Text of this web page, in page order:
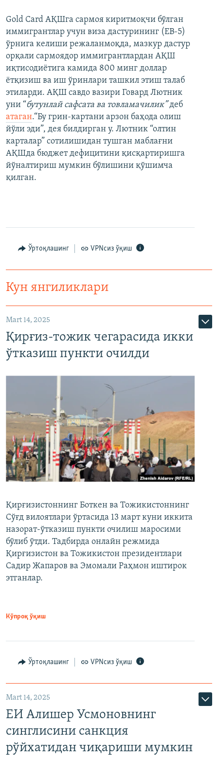
Gold Card АҚШга сармоя киритмоқчи бўлган
иммигрантлар учун виза дастурининг (ЕВ-5)
ўрнига келиши режаланмоқда, мазкур дастур
орқали сармоядор иммигрантлардан АҚШ
иқтисодиётига камида 800 минг доллар
ётқизиш ва иш ўринлари ташкил этиш талаб
этиларди. АҚШ савдо вазири Говард Лютник
уни “бутунлай сафсата ва товламачилик”деб
атаган.“Бу грин-картани арзон баҳода олиш
йўли эди”, дея билдирган у. Лютник “олтин
карталар” сотилишидан тушган маблағни
АҚШда бюджет дефицитини қисқартиришга
йўналтириш мумкин бўлишини қўшимча
қилган.
Ўртоқлашинг VPNсиз ўқиш
Кун янгиликлари
Mart 14, 2025
Қирғиз-тожик чегарасида икки
ўтказиш пункти очилди
Қирғизистоннинг Боткен ва Тожикистоннинг
Сўғд вилоятлари ўртасида 13 март куни иккита
назорат-ўтказиш пункти очилиш маросими
бўлиб ўтди. Тадбирда онлайн режмида
Қирғизистон ва Тожикистон президентлари
Садир Жапаров ва Эмомали Раҳмон иштирок
этганлар.
Кўпроқ ўқиш
Ўртоқлашинг VPNсиз ўқиш
Mart 14, 2025
ЕИ Алишер Усмоновнинг
синглисини санкция
рўйхатидан чиқариши мумкин